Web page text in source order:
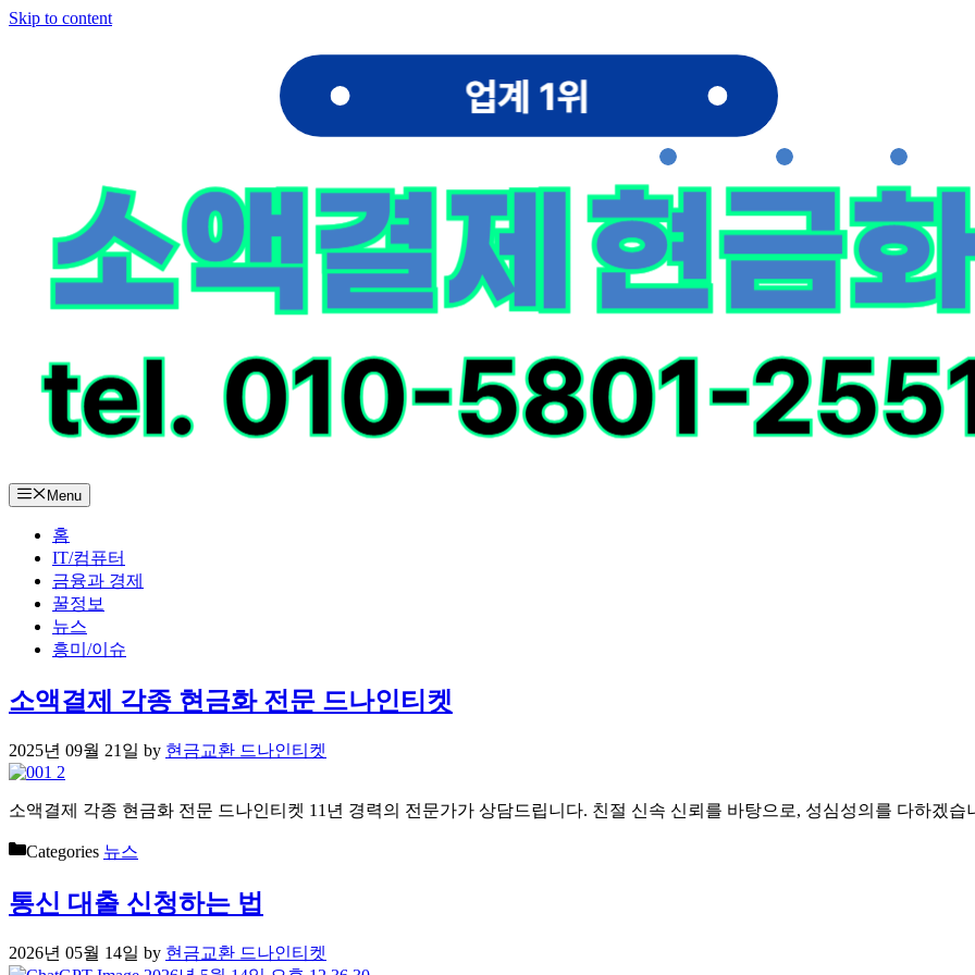
Skip to content
Menu
홈
IT/컴퓨터
금융과 경제
꿀정보
뉴스
흥미/이슈
소액결제 각종 현금화 전문 드나인티켓
2025년 09월 21일 by 현금교환 드나인티켓
소액결제 각종 현금화 전문 드나인티켓 11년 경력의 전문가가 상담드립니다. 친절 신속 신뢰를 바탕으로, 성심성의를 다하겠습
Categories 뉴스
통신 대출 신청하는 법
2026년 05월 14일 by 현금교환 드나인티켓